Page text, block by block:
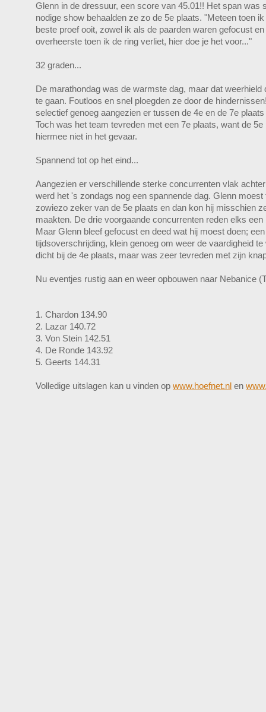
Glenn in de dressuur, een score van 45.01!! Het span was
nodige show behaalden ze zo de 5e plaats. "Meteen toen
beste proef ooit, zowel ik als de paarden waren gefocust
overheerste toen ik de ring verliet, hier doe je het voor..."
32 graden...
De marathondag was de warmste dag, maar dat
te gaan. Foutloos en snel ploegden ze door de
selectief genoeg aangezien er tussen de 4e en de 7e
Toch was het team tevreden met een 7e plaats, want de
hiermee niet in het gevaar.
Spannend tot op het eind...
Aangezien er verschillende sterke concurrenten vlak
werd het 's zondags nog een spannende dag. Glenn
zowiezo zeker van de 5e plaats en dan kon hij misschien
maakten. De drie voorgaande concurrenten reden elks
Maar Glenn bleef gefocust en deed wat hij moest doen;
tijdsoverschrijding, klein genoeg om weer de vaardigheid
dicht bij de 4e plaats, maar was zeer tevreden met zijn
Nu eventjes rustig aan en weer opbouwen naar Nebanice
1. Chardon 134.90
2. Lazar 140.72
3. Von Stein 142.51
4. De Ronde 143.92
5. Geerts 144.31
Volledige uitslagen kan u vinden op www.hoefnet.nl en